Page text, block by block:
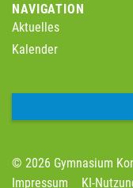
NAVIGATION
Aktuelles
Kalender
© 2026 Gymnasium
Impressum
KI-